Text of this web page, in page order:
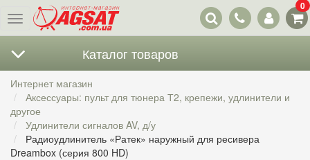
Меню
Наши
контакты
0
Каталог товаров
Интернет магазин
Аксессуары: пульт для тюнера Т2, крепежи, удлинители и
другое
Удлинители сигналов AV, д/у
Радиоудлинитель «Ратек» наружный для ресивера
Dreambox (серия 800 HD)